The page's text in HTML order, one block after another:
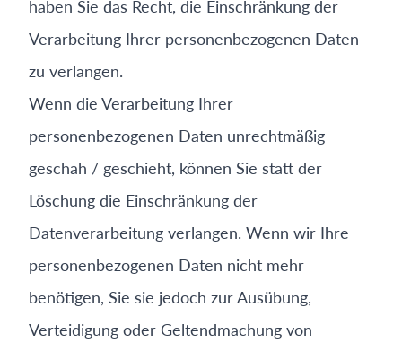
haben Sie das Recht, die Einschränkung der
Verarbeitung Ihrer personenbezogenen Daten
zu verlangen.
Wenn die Verarbeitung Ihrer
personenbezogenen Daten unrechtmäßig
geschah / geschieht, können Sie statt der
Löschung die Einschränkung der
Datenverarbeitung verlangen. Wenn wir Ihre
personenbezogenen Daten nicht mehr
benötigen, Sie sie jedoch zur Ausübung,
Verteidigung oder Geltendmachung von